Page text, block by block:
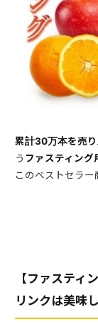
累計30万本を売
う ファスティング
このベストセラー
【ファスティ
リンクは美味